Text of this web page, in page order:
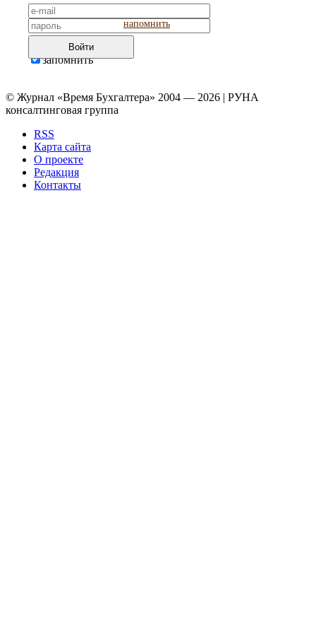
напомнить
Войти
запомнить
© Журнал «Время Бухгалтера» 2004 — 2026 | РУНА
консалтинговая группа
RSS
Карта сайта
О проекте
Редакция
Контакты